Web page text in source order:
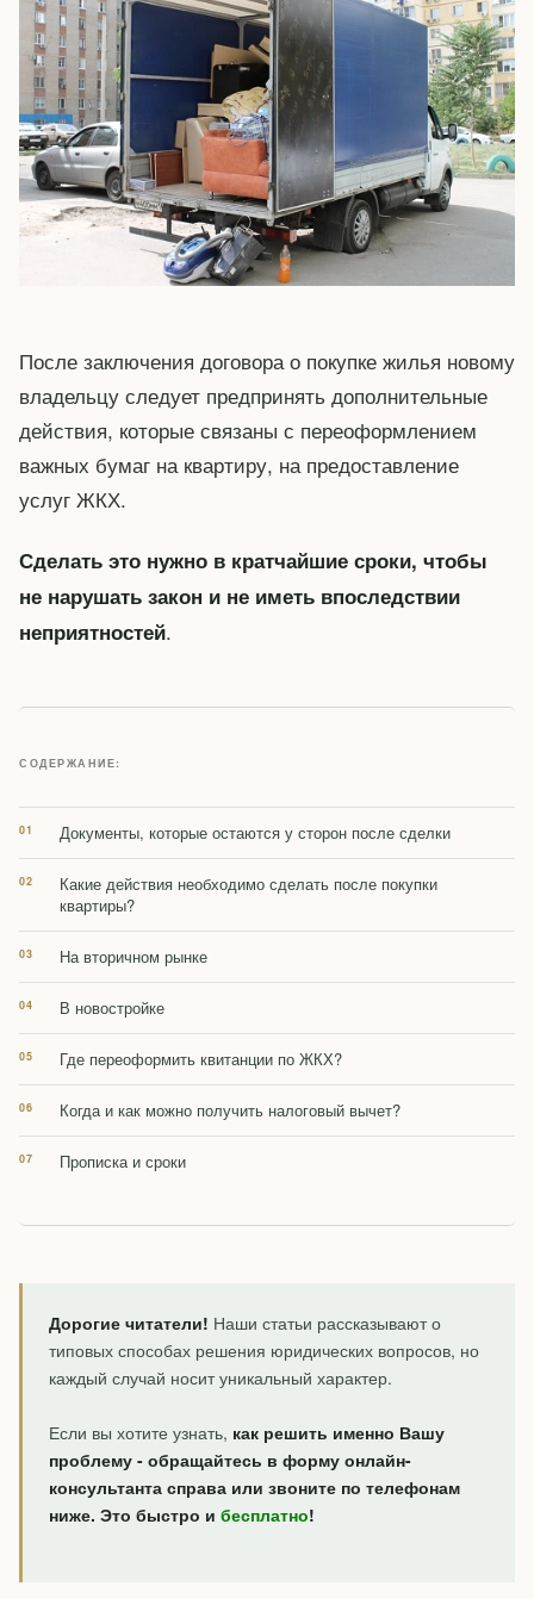
После заключения договора о покупке жилья новому
владельцу следует предпринять дополнительные
действия, которые связаны с переоформлением
важных бумаг на квартиру, на предоставление
услуг ЖКХ.
Сделать это нужно в кратчайшие сроки, чтобы
не нарушать закон и не иметь впоследствии
неприятностей.
СОДЕРЖАНИЕ:
Документы, которые остаются у сторон после сделки
Какие действия необходимо сделать после покупки
квартиры?
На вторичном рынке
В новостройке
Где переоформить квитанции по ЖКХ?
Когда и как можно получить налоговый вычет?
Прописка и сроки
Дорогие читатели! Наши статьи рассказывают о
типовых способах решения юридических вопросов, но
каждый случай носит уникальный характер.
Если вы хотите узнать, как решить именно Вашу
проблему - обращайтесь в форму онлайн-
консультанта справа или звоните по телефонам
ниже. Это быстро и бесплатно!